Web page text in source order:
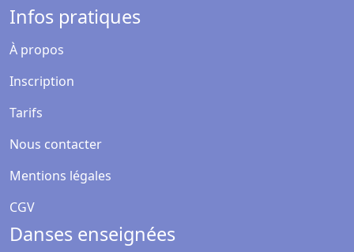
Infos pratiques
À propos
Inscription
Tarifs
Nous contacter
Mentions légales
CGV
Danses enseignées